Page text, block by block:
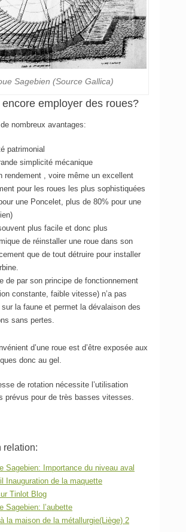
Sagebien (Source Gallica)
employer des roues?
nombreux avantages:
patrimonial
simplicité mécanique
rendement , voire même un excellent
pour les roues les plus sophistiquées
une Poncelet, plus de 80% pour une
plus facile et donc plus
de réinstaller une roue dans son
que de tout détruire pour installer
de par son principe de fonctionnement
constante, faible vitesse) n’a pas
sur la faune et permet la dévalaison des
sans pertes.
d’une roue est d’être exposée aux
donc au gel.
de rotation nécessite l’utilisation
prévus pour de très basses vitesses.
relation:
Sagebien: Importance du niveau aval
Inauguration de la maquette
Tinlot Blog
Sagebien: l’aubette
la maison de la métallurgie(Liège) 2